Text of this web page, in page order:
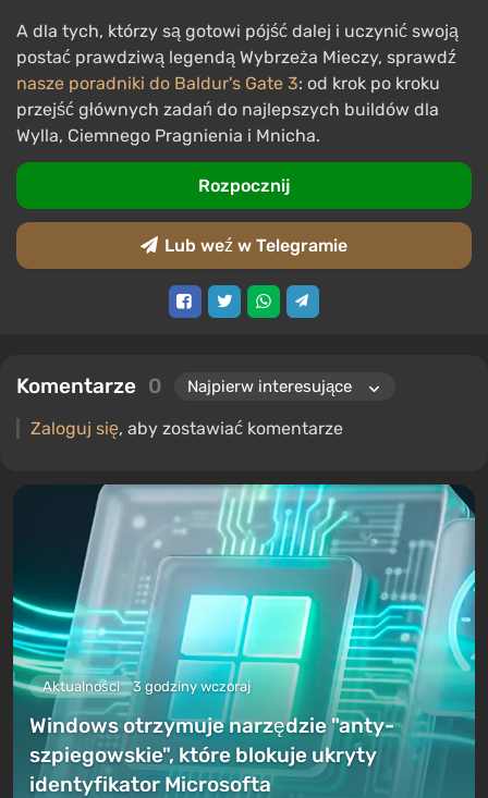
A dla tych, którzy są gotowi pójść dalej i uczynić swoją
postać prawdziwą legendą Wybrzeża Mieczy, sprawdź
nasze poradniki do Baldur's Gate 3: od krok po kroku
przejść głównych zadań do najlepszych buildów dla
Wylla, Ciemnego Pragnienia i Mnicha.
Rozpocznij
Lub weź w Telegramie
Komentarze 0
Zaloguj się, aby zostawiać komentarze
Aktualności 3 godziny wczoraj
Windows otrzymuje narzędzie "anty-
szpiegowskie", które blokuje ukryty
identyfikator Microsofta